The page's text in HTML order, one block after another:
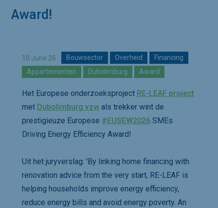
Award!
10 June 26 Bouwsector Overheid
Financing
Appartementen
Dubolimburg Award
Het Europese onderzoeksproject RE-LEAF project
met Dubolimburg vzw als trekker wint de
prestigieuze Europese hashtag
#EUSEW2026 SMEs
Driving Energy Efficiency Award!
Uit het juryverslag: 'By linking home financing with
renovation advice from the very start, RE-LEAF is
helping households improve energy efficiency,
reduce energy bills and avoid energy poverty. An